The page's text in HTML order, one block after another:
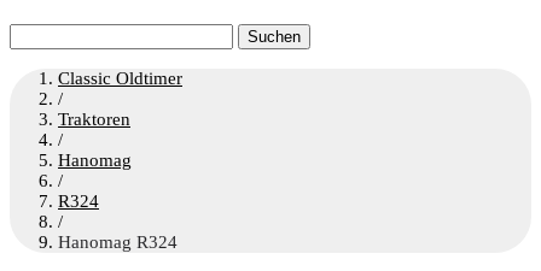
nach:
Classic Oldtimer
/
Traktoren
/
Hanomag
/
R324
/
Hanomag R324